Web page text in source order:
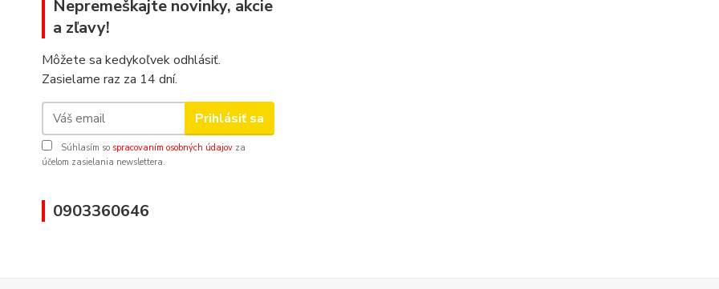
Nepremeškajte novinky, akcie
a zľavy!
Môžete sa kedykoľvek odhlásiť.
Zasielame raz za 14 dní.
Prihlásiť sa
Súhlasím so spracovaním osobných údajov za
účelom zasielania newslettera.
0903360646